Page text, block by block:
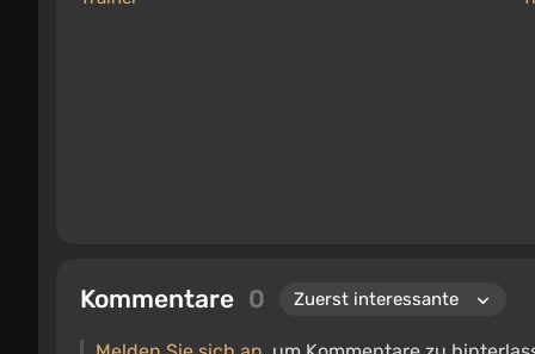
Kommentare 0